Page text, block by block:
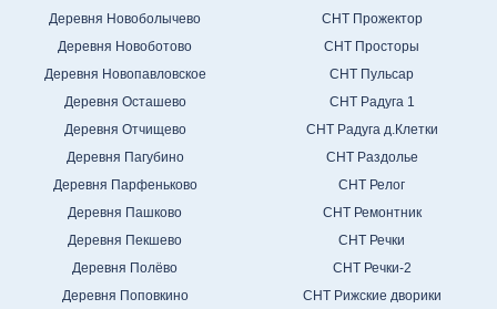
Деревня Новоболычево
Деревня Новоботово
Деревня Новопавловское
Деревня Осташево
Деревня Отчищево
Деревня Пагубино
Деревня Парфеньково
Деревня Пашково
Деревня Пекшево
Деревня Полёво
Деревня Поповкино
СНТ Прожектор
СНТ Просторы
СНТ Пульсар
СНТ Радуга 1
СНТ Радуга д.Клетки
СНТ Раздолье
СНТ Релог
СНТ Ремонтник
СНТ Речки
СНТ Речки-2
СНТ Рижские дворики